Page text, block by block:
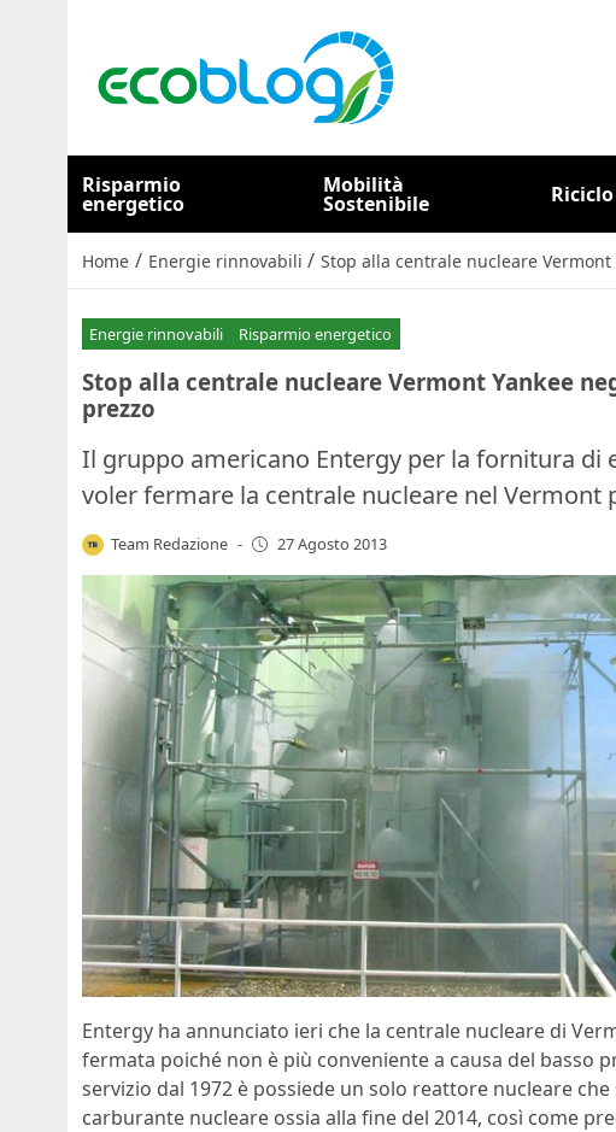
Risparmio
energetico
Mobilità
Sostenibile Riciclo
Home / Energie rinnovabili / Stop alla centrale nucleare
Energie rinnovabili Risparmio energetico
Stop alla centrale nucleare Vermont Yankee
prezzo
Il gruppo americano Entergy per la fornitura di
voler fermare la centrale nucleare nel Vermont
Team Redazione - 27 Agosto 2013
Entergy ha annunciato ieri che la centrale nucleare di
fermata poiché non è più conveniente a causa del basso
servizio dal 1972 è possiede un solo reattore nucleare
carburante nucleare ossia alla fine del 2014, così come